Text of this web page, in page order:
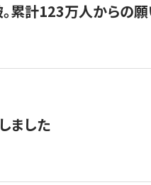
累計123万人からの
ました